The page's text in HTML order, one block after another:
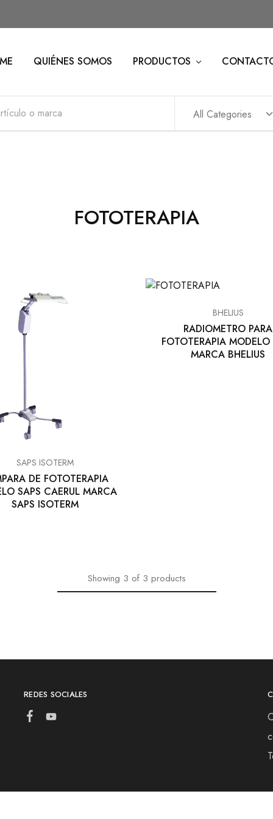
QUIÉNES SOMOS PRODUCTOS
All Categories
FOTOTERAPIA
SAPS ISOTERM
DE FOTOTERAPIA
SAPS CAERUL MARCA
SAPS ISOTERM
BHELIUS
RADIOMETRO PARA
FOTOTERAPIA
MARCA BHELIUS
Showing 3 of 3 products
REDES SOCIALES